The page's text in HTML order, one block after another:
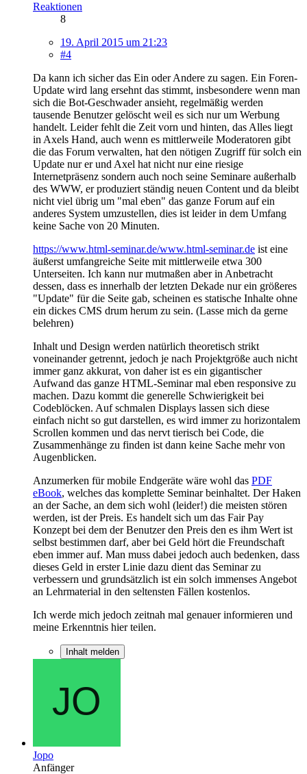
Reaktionen
8
19. April 2015 um 21:23
#4
Da kann ich sicher das Ein oder Andere zu sagen. Ein Foren-
Update wird lang ersehnt das stimmt, insbesondere wenn man
sich die Bot-Geschwader ansieht, regelmäßig werden
tausende Benutzer gelöscht weil es sich nur um Werbung
handelt. Leider fehlt die Zeit vorn und hinten, das Alles liegt
in Axels Hand, auch wenn es mittlerweile Moderatoren gibt
die das Forum verwalten, hat den nötigen Zugriff für solch ein
Update nur er und Axel hat nicht nur eine riesige
Internetpräsenz sondern auch noch seine Seminare außerhalb
des WWW, er produziert ständig neuen Content und da bleibt
nicht viel übrig um "mal eben" das ganze Forum auf ein
anderes System umzustellen, dies ist leider in dem Umfang
keine Sache von 20 Minuten.
https://www.html-seminar.de/www.html-seminar.de ist eine
äußerst umfangreiche Seite mit mittlerweile etwa 300
Unterseiten. Ich kann nur mutmaßen aber in Anbetracht
dessen, dass es innerhalb der letzten Dekade nur ein größeres
"Update" für die Seite gab, scheinen es statische Inhalte ohne
ein dickes CMS drum herum zu sein. (Lasse mich da gerne
belehren)
Inhalt und Design werden natürlich theoretisch strikt
voneinander getrennt, jedoch je nach Projektgröße auch nicht
immer ganz akkurat, von daher ist es ein gigantischer
Aufwand das ganze HTML-Seminar mal eben responsive zu
machen. Dazu kommt die generelle Schwierigkeit bei
Codeblöcken. Auf schmalen Displays lassen sich diese
einfach nicht so gut darstellen, es wird immer zu horizontalem
Scrollen kommen und das nervt tierisch bei Code, die
Zusammenhänge zu finden ist dann keine Sache mehr von
Augenblicken.
Anzumerken für mobile Endgeräte wäre wohl das PDF
eBook, welches das komplette Seminar beinhaltet. Der Haken
an der Sache, an dem sich wohl (leider!) die meisten stören
werden, ist der Preis. Es handelt sich um das Fair Pay
Konzept bei dem der Benutzer den Preis den es ihm Wert ist
selbst bestimmen darf, aber bei Geld hört die Freundschaft
eben immer auf. Man muss dabei jedoch auch bedenken, dass
dieses Geld in erster Linie dazu dient das Seminar zu
verbessern und grundsätzlich ist ein solch immenses Angebot
an Lehrmaterial in den seltensten Fällen kostenlos.
Ich werde mich jedoch zeitnah mal genauer informieren und
meine Erkenntnis hier teilen.
Inhalt melden
Jopo
Anfänger